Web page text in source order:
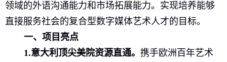
领域的外语沟通能力和市场拓展能力。实现培养能够
直接服务社会的复合型数字媒体艺术人才的目标。
一、项目亮点
1.意大利顶尖美院资源直通。携手欧洲百年艺术